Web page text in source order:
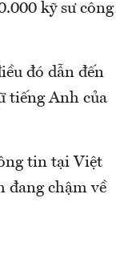
kỹ sư công
đó dẫn đến
tiếng Anh của
tin tại Việt
đang chậm về